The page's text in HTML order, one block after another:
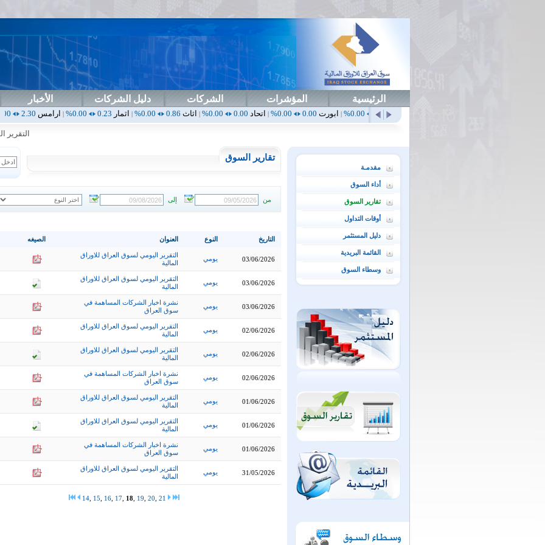
الرئيسية المؤشرات الشركات دليل الشركات الأخبار
| ابورت 0.00
|اتحاد0.00
|اثاث0.86
0.00%
|اثمار0.23
|ارامس2.30
0.00%
|اربيل0.00
التقرير
مقدمـة
أداء السوق
تقارير السوق
أوقات التداول
دليل المستثمر
القائمة البريدية
وسطاء السوق
تقارير السوق
من إلى
الصيغه العنوان النوع التاريخ
التقرير اليومي لسوق العراق للاوراق
المالية
يومي 03/06/2026
التقرير اليومي لسوق العراق للاوراق
المالية
يومي 03/06/2026
نشرة اخبار الشركات المساهمة في
سوق العراق
يومي 03/06/2026
التقرير اليومي لسوق العراق للاوراق
المالية
يومي 02/06/2026
التقرير اليومي لسوق العراق للاوراق
المالية
يومي 02/06/2026
نشرة اخبار الشركات المساهمة في
سوق العراق
يومي 02/06/2026
التقرير اليومي لسوق العراق للاوراق
المالية
يومي 01/06/2026
التقرير اليومي لسوق العراق للاوراق
المالية
يومي 01/06/2026
نشرة اخبار الشركات المساهمة في
سوق العراق
يومي 01/06/2026
التقرير اليومي لسوق العراق للاوراق
المالية
يومي 31/05/2026
14 15 16 17 18 19 20 21